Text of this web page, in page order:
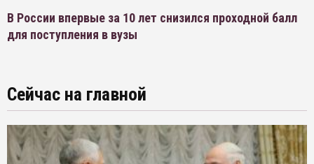
В России впервые за 10 лет снизился проходной балл
для поступления в вузы
Сейчас на главной